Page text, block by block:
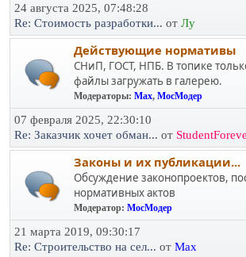
24 августа 2025, 07:48:28
Re: Стоимость разработки... от Лу
Действующие нормативы
СНиП, ГОСТ, НПБ. В топике
файлы загружать в галерею.
Модераторы: Max, МосМодер
07 февраля 2025, 22:30:10
Re: Заказчик хочет обман... от
Законы и их публикации...
Обсуждение законопроектов,
нормативных актов
Модератор: МосМодер
21 марта 2019, 09:30:17
Re: Строительство на сел... от Max